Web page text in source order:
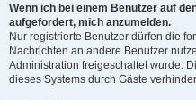
Wenn ich bei einem Benutzer auf
aufgefordert, mich anzumelden.
Nur registrierte Benutzer dürfen die
Nachrichten an andere Benutzer
Administration freigeschaltet wurde.
dieses Systems durch Gäste